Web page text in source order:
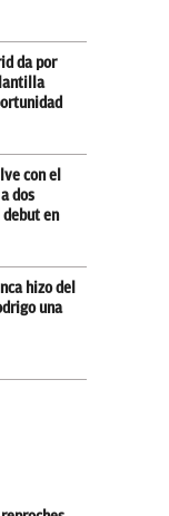
da por
con el
dos
debut en
hizo del
una